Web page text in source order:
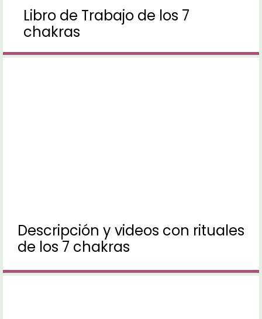
Libro de Trabajo de los 7
chakras
Descripción y videos con rituales
de los 7 chakras